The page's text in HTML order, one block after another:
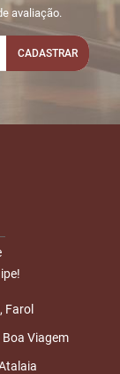
avaliação.
CADASTRAR
Farol
Boa Viagem